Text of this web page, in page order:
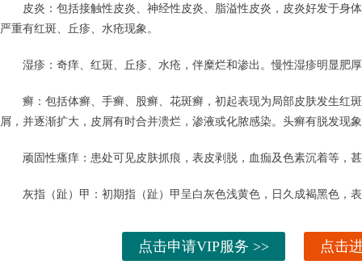
皮炎：包括接触性皮炎、神经性皮炎、脂溢性皮炎，皮炎好发于身
严重有红斑、丘疹、水疮现象。
湿疹：奇痒、红斑、丘疹、水疮，伴糜烂和渗出。慢性湿疹明显肥
癣：包括体癣、手癣、股癣、花斑癣，初起表现为局部皮肤发生红
屑，并逐渐扩大，皮屑有时合并溃烂，渗液或化脓感染。头癣有脱发现
顽固性瘙痒：患处可见皮肤抓痕，表皮剥脱，血痂及色素沉着等，
灰指（趾）甲：初期指（趾）甲呈白灰色浅黄色，日久成褐黑色，
点击申请VIP服务 >> 点击